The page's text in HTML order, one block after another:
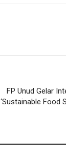
FP Unud Gelar
‘Sustainable Food